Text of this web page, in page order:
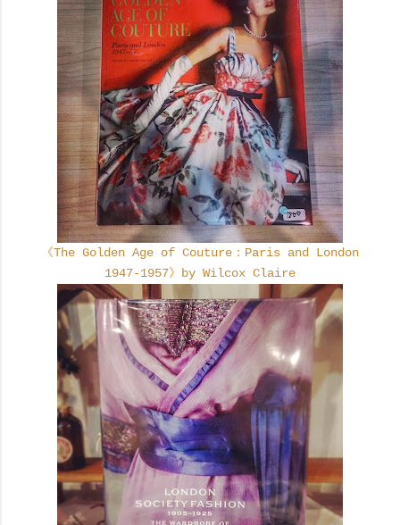
《The Golden Age of Couture：Paris and London
1947-1957》by Wilcox Claire